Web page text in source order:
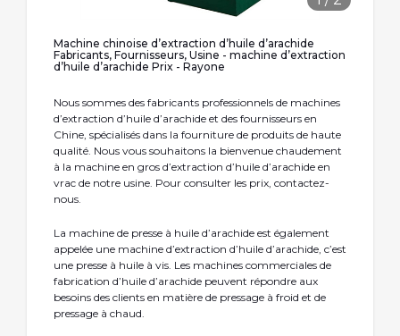
Machine chinoise d’extraction d’huile d’arachide
Fabricants, Fournisseurs, Usine - machine d’extraction
d’huile d’arachide Prix - Rayone
Nous sommes des fabricants professionnels de machines
d’extraction d’huile d’arachide et des fournisseurs en
Chine, spécialisés dans la fourniture de produits de haute
qualité. Nous vous souhaitons la bienvenue chaudement
à la machine en gros d’extraction d’huile d’arachide en
vrac de notre usine. Pour consulter les prix, contactez-
nous.
La machine de presse à huile d’arachide est également
appelée une machine d’extraction d’huile d’arachide, c’est
une presse à huile à vis. Les machines commerciales de
fabrication d’huile d’arachide peuvent répondre aux
besoins des clients en matière de pressage à froid et de
pressage à chaud.